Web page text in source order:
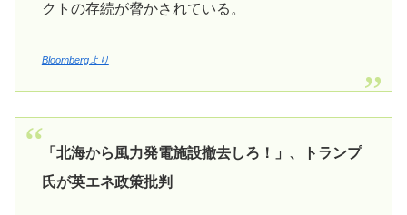
クトの存続が脅かされている。
Bloombergより
「北海から風力発電施設撤去しろ！」、トランプ
氏が英エネ政策批判